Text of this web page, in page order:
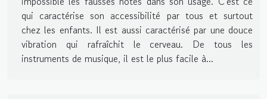
qui caractérise son accessibilité par tous et surtout
chez les enfants. Il est aussi caractérisé par une douce
vibration qui rafraîchit le cerveau. De tous les
instruments de musique, il est le plus facile à...